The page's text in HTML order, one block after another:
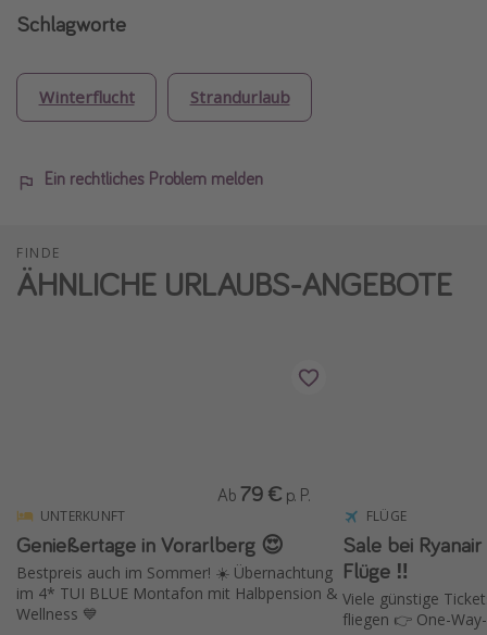
Schlagworte
Winterflucht Strandurlaub
Ein rechtliches Problem melden
FINDE
ÄHNLICHE URLAUBS-ANGEBOTE
UNTERKUNFT
Genießertage in Vorarlberg 😍
Bestpreis auch im Sommer! ☀️ Übernachtung
im 4* TUI BLUE Montafon mit Halbpension &
Wellness 💙
Ab 79 € p. P.
FLÜGE
Sale bei Ryanair ✈️ 15 %
Flüge ‼️
Viele günstige
fliegen 👉 One-